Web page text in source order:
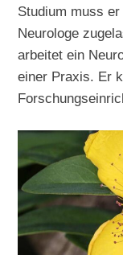
Studium muss
Neurologe
arbeitet ein
einer Praxis. Er